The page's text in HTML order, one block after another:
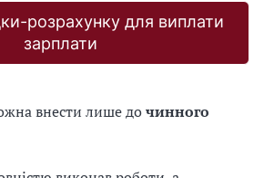
розрахунку для виплати
зарплати
внести лише дочинного